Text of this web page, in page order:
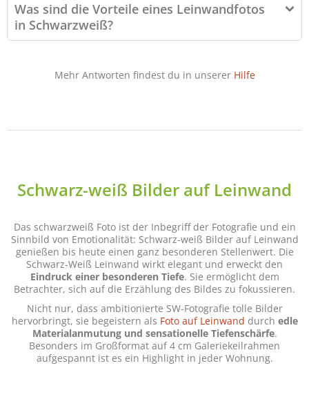
Was sind die Vorteile eines Leinwandfotos
in Schwarzweiß?
Mehr Antworten findest du in unserer Hilfe
Schwarz-weiß Bilder auf Leinwand
Das schwarzweiß Foto ist der Inbegriff der Fotografie und ein
Sinnbild von Emotionalität: Schwarz-weiß Bilder auf Leinwand
genießen bis heute einen ganz besonderen Stellenwert. Die
Schwarz-Weiß Leinwand wirkt elegant und erweckt den
Eindruck einer besonderen Tiefe. Sie ermöglicht dem
Betrachter, sich auf die Erzählung des Bildes zu fokussieren.
Nicht nur, dass ambitionierte SW-Fotografie tolle Bilder
hervorbringt, sie begeistern als Foto auf Leinwand durch edle
Materialanmutung und sensationelle Tiefenschärfe.
Besonders im Großformat auf 4 cm Galeriekeilrahmen
aufgespannt ist es ein Highlight in jeder Wohnung.